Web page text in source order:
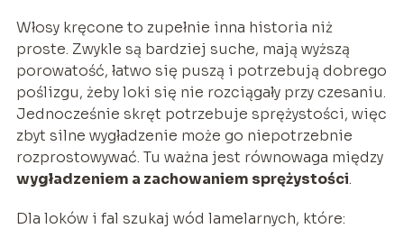
Włosy kręcone to zupełnie inna historia niż
proste. Zwykle są bardziej suche, mają wyższą
porowatość, łatwo się puszą i potrzebują dobrego
poślizgu, żeby loki się nie rozciągały przy czesaniu.
Jednocześnie skręt potrzebuje sprężystości, więc
zbyt silne wygładzenie może go niepotrzebnie
rozprostowywać. Tu ważna jest równowaga między
wygładzeniem a zachowaniem sprężystości.
Dla loków i fal szukaj wód lamelarnych, które: